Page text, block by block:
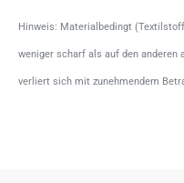
Hinweis: Materialbedingt
weniger scharf als auf den anderen
verliert sich mit zunehmendem